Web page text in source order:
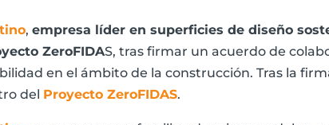
,empresa líder en superficies de diseño
ZeroFIDAS, tras firmar un acuerdo de
en el ámbito de la construcción. Tras la
del Proyecto ZeroFIDAS.